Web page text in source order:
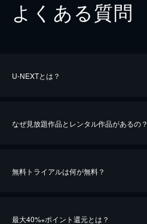
よくある質問
U-NEXTとは？
なぜ見放題作品とレンタル作品があるの？
無料トライアルは何が無料？
最大40%※ポイント還元とは？